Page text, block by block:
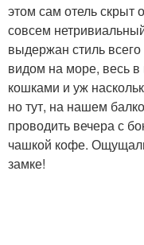
этом сам отель скрыт
совсем
выдержан стиль
видом на море, весь в
кошками и уж
но тут, на нашем
проводить вечера с
чашкой кофе.
замке!